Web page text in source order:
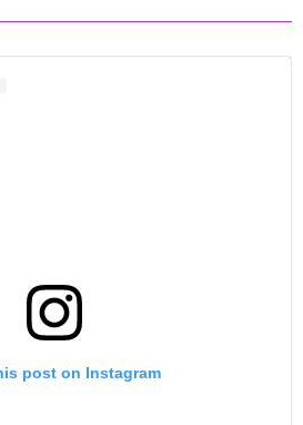
post on Instagram